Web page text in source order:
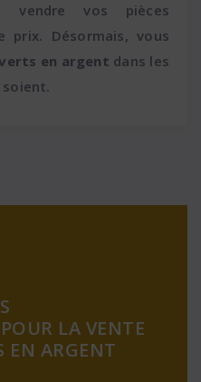
vendre vos pièces
prix. Désormais, vous
en argent dans les
LA VENTE
EN ARGENT